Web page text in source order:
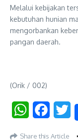
Melalui kebijakan
kebutuhan hunian
mengorbankan
pangan daerah.
(Orik / 002)
WhatsApp
Share this Article